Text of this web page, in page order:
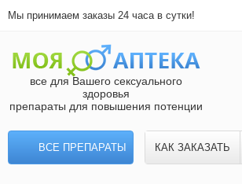
Мы принимаем заказы 24 часа в сутки!
все для Вашего сексуального
здоровья
препараты для повышения потенции
ВСЕ ПРЕПАРАТЫ КАК ЗАКАЗАТЬ